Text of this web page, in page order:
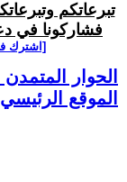
تبرعاتكم
فشاركونا في
[اشترك
الحوار
الموقع الرئيسي